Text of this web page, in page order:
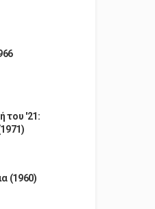
του '21:
(1960)